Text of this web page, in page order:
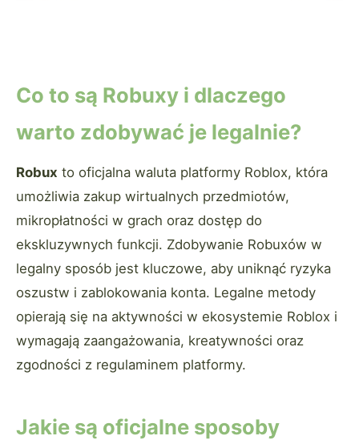
Co to są Robuxy i dlaczego
warto zdobywać je legalnie?
Robux to oficjalna waluta platformy Roblox, która
umożliwia zakup wirtualnych przedmiotów,
mikropłatności w grach oraz dostęp do
ekskluzywnych funkcji. Zdobywanie Robuxów w
legalny sposób jest kluczowe, aby uniknąć ryzyka
oszustw i zablokowania konta. Legalne metody
opierają się na aktywności w ekosystemie Roblox i
wymagają zaangażowania, kreatywności oraz
zgodności z regulaminem platformy.
Jakie są oficjalne sposoby